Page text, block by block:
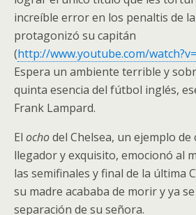
increíble error en los penaltis de
protagonizó su capitán
(http://www.youtube.com/
Espera un ambiente terrible y
quinta esencia del fútbol inglés,
Frank Lampard.
El ochodel Chelsea, un ejemplo
llegador y exquisito, emocionó al
las semifinales y final de la última
su madre acababa de morir y ya
separación de su señora.